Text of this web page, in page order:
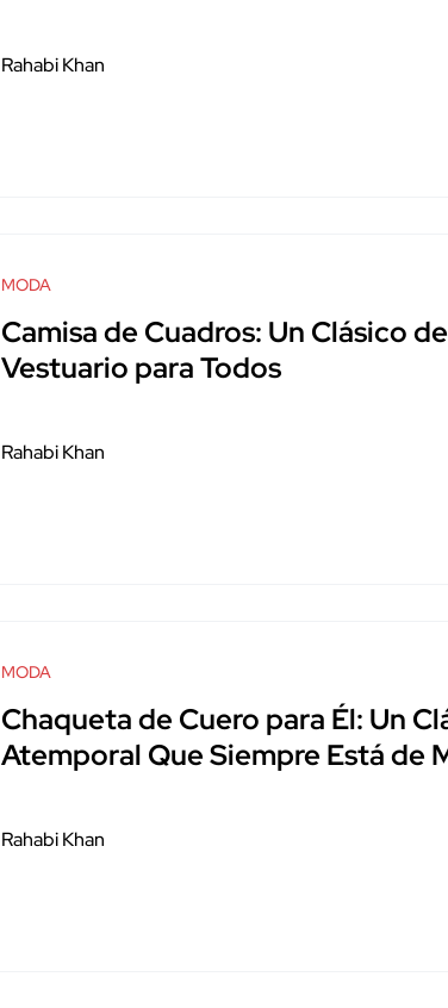
Rahabi Khan
MODA
Camisa de Cuadros: Un Clásico
Vestuario para Todos
Rahabi Khan
MODA
Chaqueta de Cuero para Él: Un
Atemporal Que Siempre Está de
Rahabi Khan